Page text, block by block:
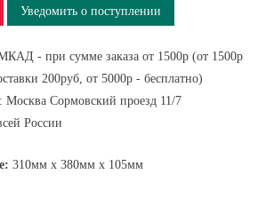
Уведомить о поступлении
- при сумме заказа от 1500р (от 1500р
200руб, от 5000р - бесплатно)
Москва Сормовский проезд 11/7
России
310мм x 380мм x 105мм